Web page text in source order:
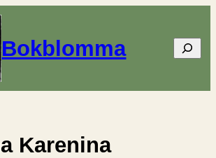
Bokblomma Sök
Karenina